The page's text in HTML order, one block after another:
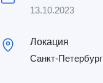
13.10.2023
Локация
Санкт-Петербург